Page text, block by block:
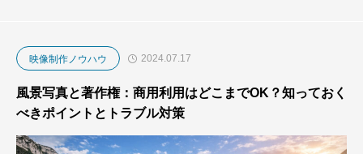
いて詳しく解説します。著作権に関する知識を深め、安全かつ効果的に小道
具を活用する方法を学びましょう。あなたの作
映像制作ノウハウ 2024.07.17
風景写真と著作権：商用利用はどこまでOK？知っておく
べきポイントとトラブル対策